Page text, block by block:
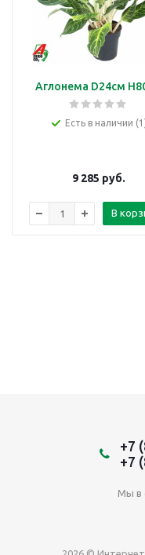
Аглонема D24см
Есть в наличии
9 285 руб.
В
+7
+7
Мы в